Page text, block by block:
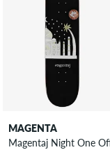
MAGENTA
Magentaj Night One